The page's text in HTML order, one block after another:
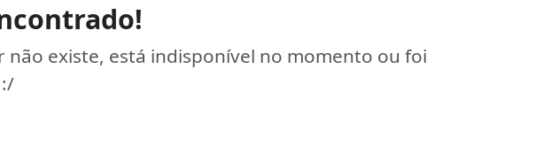
existe, está indisponível no momento ou foi